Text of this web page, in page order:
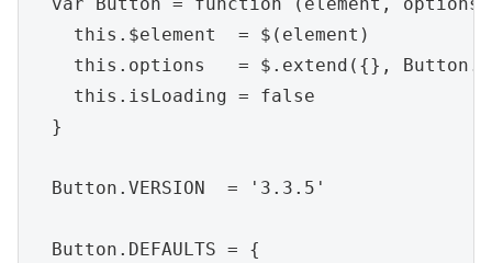
var Button = function (element,
    this.$element  = $(element)
this.options   = $.extend({},
    this.isLoading = false
  }
  Button.VERSION  = '3.3.5'
  Button.DEFAULTS = {